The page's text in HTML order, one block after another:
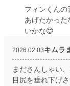
フィンくんの
あげたかった
いかな😊
2026.02.03キムラ
まださんしゃい
目尻を垂れ下げ